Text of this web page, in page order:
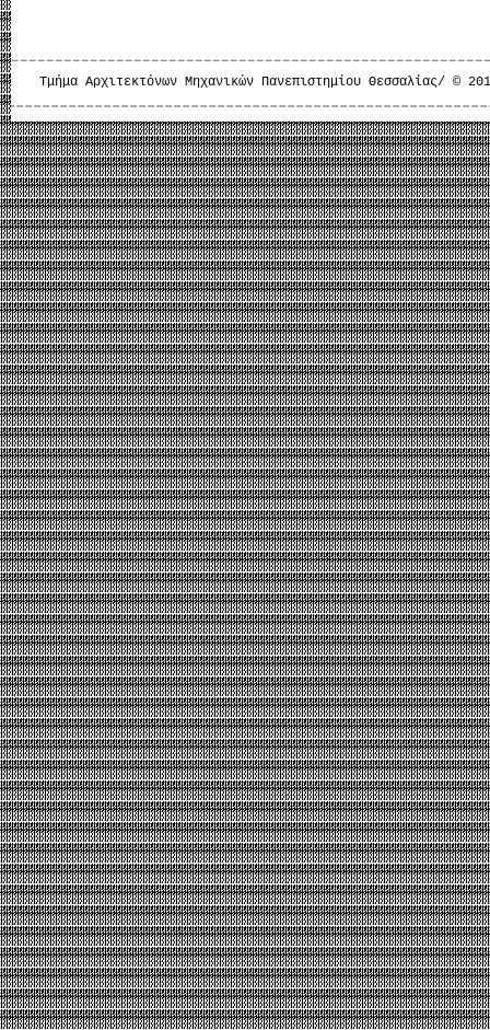
Τμήμα Αρχιτεκτόνων Μηχανικών Πανεπιστημίου Θεσσαλίας/ ©